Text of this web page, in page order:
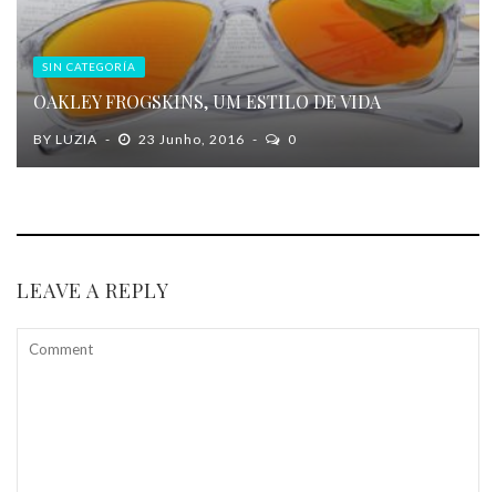
SIN CATEGORÍA
OAKLEY FROGSKINS, UM ESTILO DE VIDA
BY LUZIA 23 Junho, 2016 0
LEAVE A REPLY